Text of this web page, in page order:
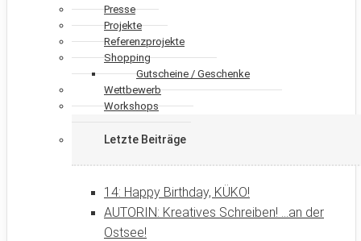
Presse
Projekte
Referenzprojekte
Shopping
Gutscheine / Geschenke
Wettbewerb
Workshops
Letzte Beiträge
14: Happy Birthday, KÜKO!
AUTORIN: Kreatives Schreiben! …an der
Ostsee!